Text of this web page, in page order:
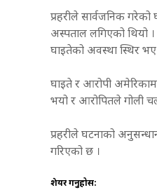
प्रहरीले सार्वजनिक
अस्पताल लगिएको थियो ।
घाइतेको अवस्था स्थिर
घाइते र आरोपी
भयो र आरोपितले गोली
प्रहरीले घटनाको
गरिएको छ ।
शेयर गर्नुहोस: